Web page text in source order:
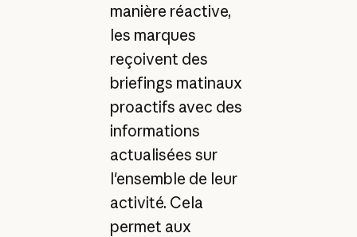
manière réactive,
les marques
reçoivent des
briefings matinaux
proactifs avec des
informations
actualisées sur
l'ensemble de leur
activité. Cela
permet aux